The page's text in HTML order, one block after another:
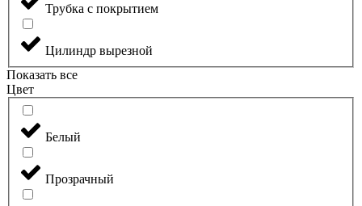
Трубка с покрытием
Цилиндр вырезной
Показать все
Цвет
Белый
Прозрачный